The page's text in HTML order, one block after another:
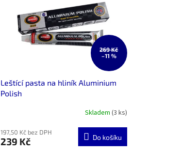
269 Kč
–11 %
Leštící pasta na hliník Aluminium
Polish
Skladem (3 ks)
197,50 Kč bez DPH
239 Kč Do košíku